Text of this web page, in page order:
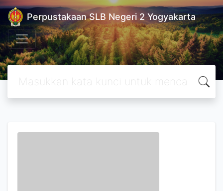
Perpustakaan SLB Negeri 2 Yogyakarta